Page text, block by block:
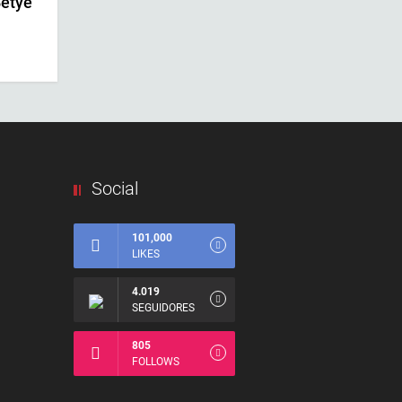
Social
101,000
LIKES
4.019
SEGUIDORES
805
FOLLOWS